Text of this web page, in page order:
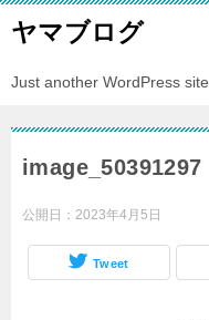
ヤマブログ
Just another WordPress site
image_50391297
公開日： 2023年4月5日
Tweet